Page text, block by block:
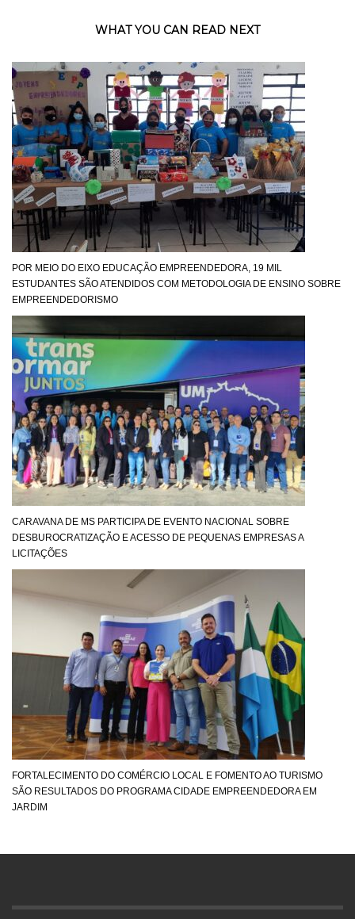
WHAT YOU CAN READ NEXT
POR MEIO DO EIXO EDUCAÇÃO EMPREENDEDORA, 19 MIL
ESTUDANTES SÃO ATENDIDOS COM METODOLOGIA DE ENSINO SOBRE
EMPREENDEDORISMO
CARAVANA DE MS PARTICIPA DE EVENTO NACIONAL SOBRE
DESBUROCRATIZAÇÃO E ACESSO DE PEQUENAS EMPRESAS A
LICITAÇÕES
FORTALECIMENTO DO COMÉRCIO LOCAL E FOMENTO AO TURISMO
SÃO RESULTADOS DO PROGRAMA CIDADE EMPREENDEDORA EM
JARDIM